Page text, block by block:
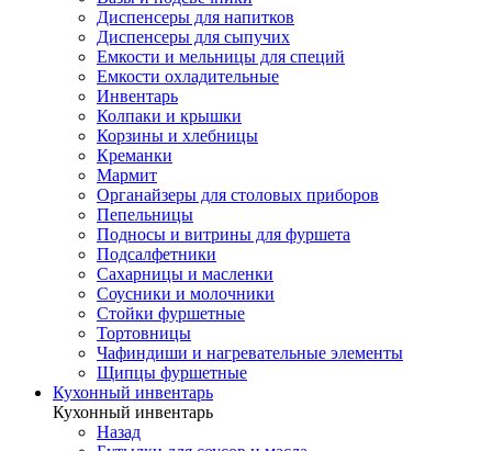
Диспенсеры для напитков
Диспенсеры для сыпучих
Емкости и мельницы для специй
Емкости охладительные
Инвентарь
Колпаки и крышки
Корзины и хлебницы
Креманки
Мармит
Органайзеры для столовых приборов
Пепельницы
Подносы и витрины для фуршета
Подсалфетники
Сахарницы и масленки
Соусники и молочники
Стойки фуршетные
Тортовницы
Чафиндиши и нагревательные элементы
Щипцы фуршетные
Кухонный инвентарь
Кухонный инвентарь
Назад